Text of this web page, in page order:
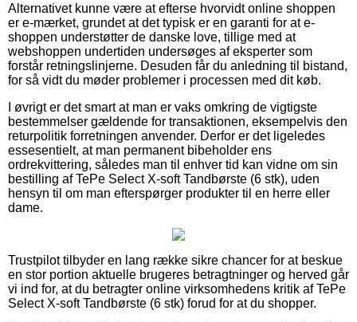
Alternativet kunne være at efterse hvorvidt online shoppen
er e-mærket, grundet at det typisk er en garanti for at e-
shoppen understøtter de danske love, tillige med at
webshoppen undertiden undersøges af eksperter som
forstår retningslinjerne. Desuden får du anledning til bistand,
for så vidt du møder problemer i processen med dit køb.
I øvrigt er det smart at man er vaks omkring de vigtigste
bestemmelser gældende for transaktionen, eksempelvis den
returpolitik forretningen anvender. Derfor er det ligeledes
essesentielt, at man permanent bibeholder ens
ordrekvittering, således man til enhver tid kan vidne om sin
bestilling af TePe Select X-soft Tandbørste (6 stk), uden
hensyn til om man efterspørger produkter til en herre eller
dame.
Trustpilot tilbyder en lang række sikre chancer for at beskue
en stor portion aktuelle brugeres betragtninger og herved går
vi ind for, at du betragter online virksomhedens kritik af TePe
Select X-soft Tandbørste (6 stk) forud for at du shopper.